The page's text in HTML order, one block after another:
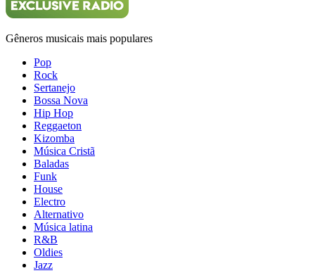
Gêneros musicais mais populares
Pop
Rock
Sertanejo
Bossa Nova
Hip Hop
Reggaeton
Kizomba
Música Cristã
Baladas
Funk
House
Electro
Alternativo
Música latina
R&B
Oldies
Jazz